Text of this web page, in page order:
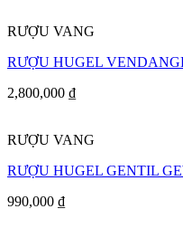
RƯỢU VANG
RƯỢU HUGEL
2,800,000 ₫
RƯỢU VANG
RƯỢU HUGEL GENTIL
990,000 ₫